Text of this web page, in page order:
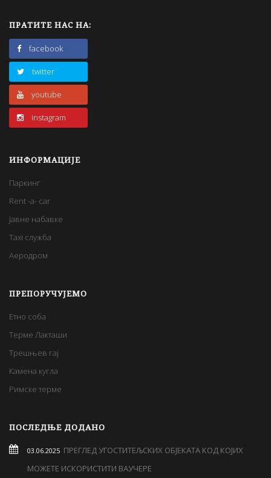
ПРАТИТЕ НАС НА:
facebook
twitter
youtube
instagram
ИНФОРМАЦИЈЕ
Паркинг
Rent -a- car
Јавне набавке
Taxi служба
Аеродром
ПРЕПОРУЧУЈЕМО
Етно соба
Терме Лакташи
Трешњев гај
Камена кугла
Римске терме
ПОСЛЕДЊЕ ДОДАНО
03.06.2025 ПРЕГЛЕД УГОСТИТЕЉСКИХ ОБЈЕКАТА КОД КОЈИХ
МОЖЕТЕ ИСКОРИСТИТИ ВАУЧЕРЕ